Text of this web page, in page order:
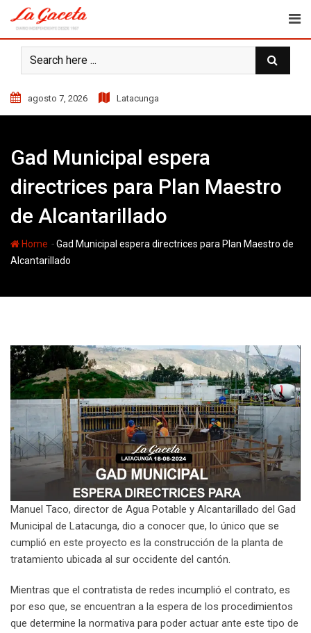
content
agosto 7, 2026 Latacunga
Gad Municipal espera
directrices para Plan Maestro
de Alcantarillado
Home -Gad Municipal espera directrices para Plan Maestro de
Alcantarillado
Manuel Taco, director de Agua Potable y Alcantarillado del Gad
Municipal de Latacunga, dio a conocer que, lo único que se
cumplió en este proyecto es la construcción de la planta de
tratamiento ubicada al sur occidente del cantón.
Mientras que el contratista de redes incumplió el contrato, es
por eso que, se encuentran a la espera de los procedimientos
que determine la normativa para poder actuar ante este tipo de